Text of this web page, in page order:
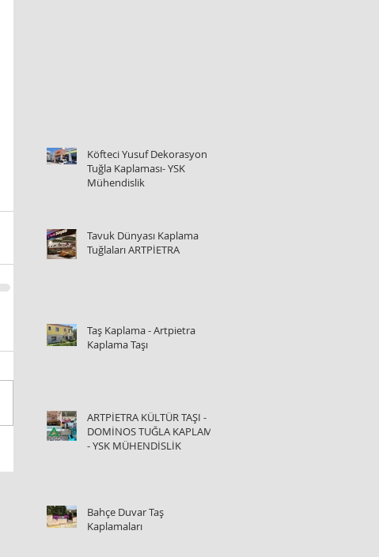
Köfteci Yusuf Dekorasyon
Tuğla Kaplaması- YSK
Mühendislik
Tavuk Dünyası Kaplama
Tuğlaları ARTPİETRA
Taş Kaplama - Artpietra
Kaplama Taşı
ARTPİETRA KÜLTÜR TAŞI -
DOMİNOS TUĞLA KAPLAMA
- YSK MÜHENDİSLİK
Bahçe Duvar Taş
Kaplamaları